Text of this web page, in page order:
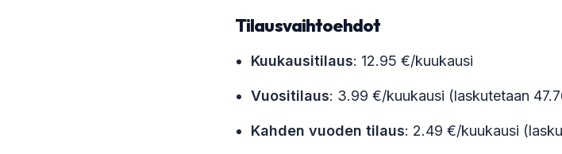
Tilausvaihtoehdot
Kuukausitilaus: 12.95 €/kuukausi
Vuositilaus: 3.99 €/kuukausi (laskutetaan
Kahden vuoden tilaus: 2.49 €/kuukausi